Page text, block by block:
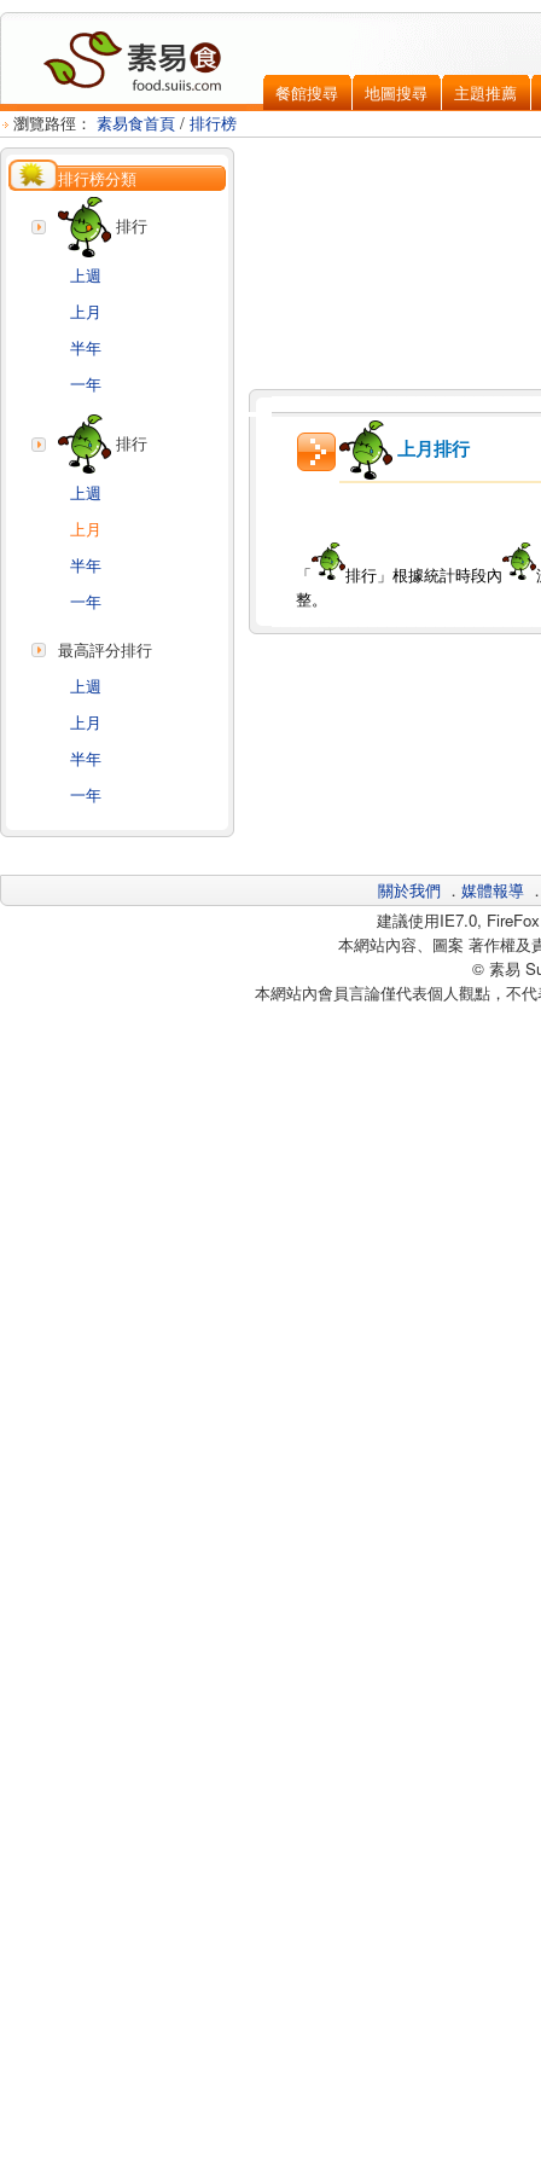
餐館搜尋 地圖搜尋
主題推薦
瀏覽路徑： 素易食首頁 / 排行榜
排行榜分類
排行
上週
上月
半年
一年
排行
上週
上月
半年
一年
最高評分排行
上週
上月
半年
一年
上月排行
「 排行」根據統計時段內
整。
關於我們 ． 媒體報導
建議使用IE7.0,
本網站內容、圖案 著作權及
© 素易
本網站內會員言論僅代表個人觀點，不